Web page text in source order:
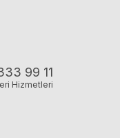
99 11
Hizmetleri